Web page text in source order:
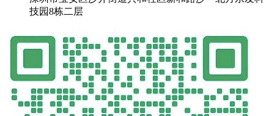
技园8栋二层